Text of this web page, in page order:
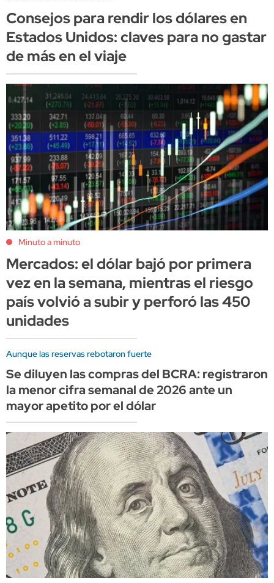
Consejos para rendir los dólares en
Estados Unidos: claves para no gastar
de más en el viaje
Minuto a minuto
Mercados: el dólar bajó por primera
vez en la semana, mientras el riesgo
país volvió a subir y perforó las 450
unidades
Aunque las reservas rebotaron fuerte
Se diluyen las compras del BCRA: registraron
la menor cifra semanal de 2026 ante un
mayor apetito por el dólar